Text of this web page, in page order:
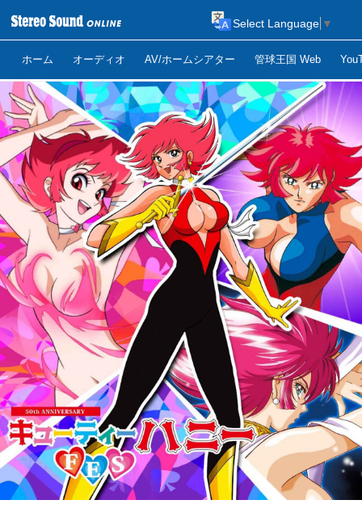
ホーム オーディオ AV/ホームシアター 管球王国 Web
Select Language ▼